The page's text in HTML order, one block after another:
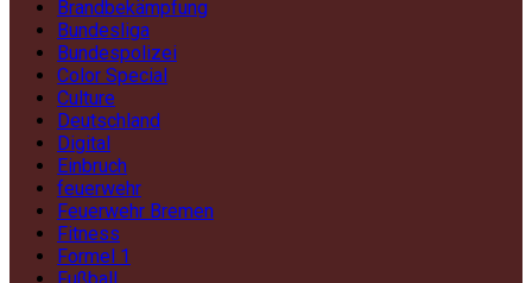
Brandbekämpfung
Bundesliga
Bundespolizei
Color Special
Culture
Deutschland
Digital
Einbruch
feuerwehr
Feuerwehr Bremen
Fitness
Formel 1